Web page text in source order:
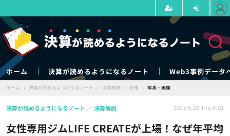
ホーム 決算が読めるようになるノート Web3事例データ
ホーム › 決算が読めるようになるノート › 決算解説 › 記事 › 写真・画像
女性専用ジムLIFE CREATEが上場！なぜ年平均
決算が読めるようになるノート 決算解説 2025.5.22 Thu 6:01